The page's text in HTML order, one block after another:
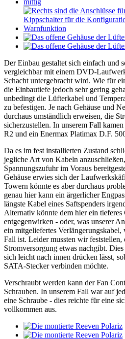
Der Einbau gestaltet sich einfach und
vergleichbar mit einem DVD-
Schacht untergebracht wird. Wie für
die Einbautiefe jedoch sehr gering
unbedingt die Lüfterkabel und
zu befestigen. Je nach Gehäuse und
durchaus umständlich erweisen, die
sicherzustellen. In unserem Fall
R2 und ein Enermax Platimax D.F.
Da es im fest installierten Zustand
jegliche Art von Kabeln
Spannungszufuhr im Voraus
Gehäuse erwies sich der
Towern könnte es aber durchaus
genau hier kann ein ärgerlicher
längste Kabel eines Saftspenders
Alternativ könnte dem hier ein tieferes
entgegenwirken - oder, was unserer
ein mitgeliefertes
Fall ist. Leider mussten wir feststellen,
Stromversorgung etwas nachgibt.
sich leicht nach innen drücken lässt,
SATA-Stecker verbinden möchte.
Verschraubt werden kann der Fan
Schrauben. In unserem Fall war auf
eine Schraube - dies reichte für eine
vollkommen aus.